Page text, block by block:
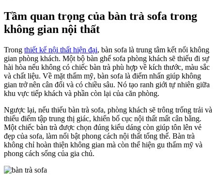
Tầm quan trọng của bàn trà sofa trong
không gian nội thất
Trong thiết kế nội thất hiện đại, bàn sofa là trung tâm kết nối không
gian phòng khách. Một bộ bàn ghế sofa phòng khách sẽ thiếu đi sự
hài hòa nếu không có chiếc bàn trà phù hợp về kích thước, màu sắc
và chất liệu. Về mặt thẩm mỹ, bàn sofa là điểm nhấn giúp không
gian trở nên cân đối và có chiều sâu. Nó tạo ranh giới tự nhiên giữa
khu vực tiếp khách và phần còn lại của căn phòng.
Ngược lại, nếu thiếu bàn trà sofa, phòng khách sẽ trông trống trải và
thiếu điểm tập trung thị giác, khiến bố cục nội thất mất cân bằng.
Một chiếc bàn trà được chọn đúng kiểu dáng còn giúp tôn lên vẻ
đẹp của sofa, làm nổi bật phong cách nội thất tổng thể. Bàn trà
không chỉ hoàn thiện không gian mà còn thể hiện gu thẩm mỹ và
phong cách sống của gia chủ.